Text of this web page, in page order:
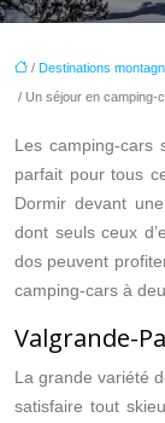
/ Destinations
/ Un séjour en camping-
Les camping-cars
parfait pour tous
Dormir devant
dont seuls ceux
dos peuvent
camping-cars à
Valgrande-
La grande variété
satisfaire tout